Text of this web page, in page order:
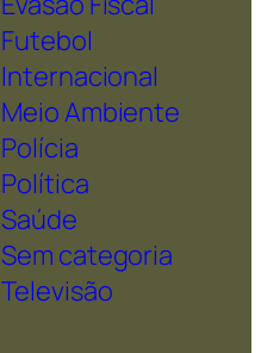
Futebol
Internacional
Meio Ambiente
Polícia
Política
Saúde
Sem categoria
Televisão